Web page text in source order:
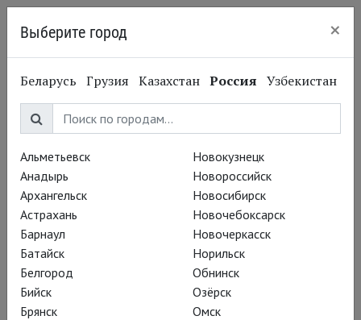
Выберите город ×
Беларусь Грузия Казахстан Россия Узбекистан
Альметьевск
Анадырь
Архангельск
Астрахань
Барнаул
Батайск
Белгород
Бийск
Брянск
Новокузнецк
Новороссийск
Новосибирск
Новочебоксарск
Новочеркасск
Норильск
Обнинск
Озёрск
Омск